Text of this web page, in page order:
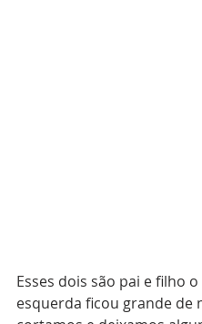
Esses dois são pai e filho o
esquerda ficou grande de